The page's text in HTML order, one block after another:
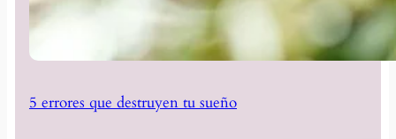
5 errores que destruyen tu sueño